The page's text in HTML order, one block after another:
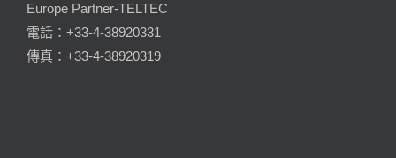
Europe Partner-TELTEC
電話：+33-4-38920331
傳真：+33-4-38920319